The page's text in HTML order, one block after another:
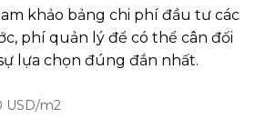
khảo bảng chi phí đầu tư các
phí quản lý để có thể cân đối
lựa chọn đúng đắn nhất.
USD/m2